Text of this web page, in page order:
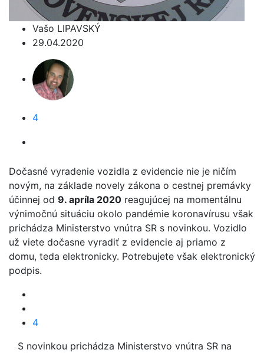
Vašo LIPAVSKÝ
29.04.2020
4
Dočasné vyradenie vozidla z evidencie nie je ničím
novým, na základe novely zákona o cestnej premávky
účinnej od 9. apríla 2020 reagujúcej na momentálnu
výnimočnú situáciu okolo pandémie koronavírusu však
prichádza Ministerstvo vnútra SR s novinkou. Vozidlo
už viete dočasne vyradiť z evidencie aj priamo z
domu, teda elektronicky. Potrebujete však elektronický
podpis.
4
S novinkou prichádza Ministerstvo vnútra SR na